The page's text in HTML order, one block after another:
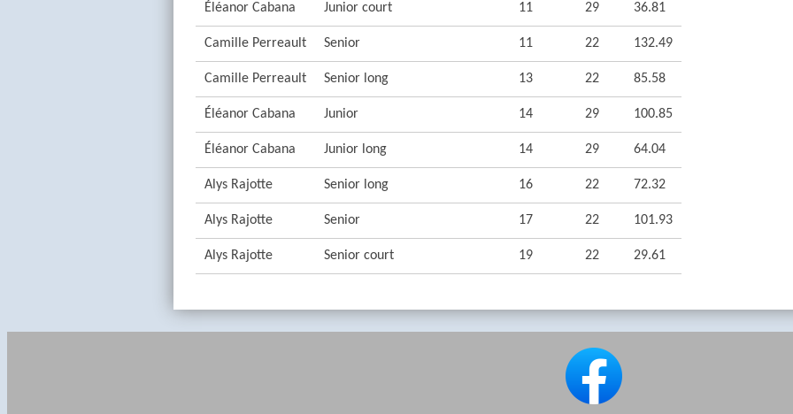
Éléanor Cabana Junior court 11 29 36.81
Camille Perreault Senior 11 22 132.49
Camille Perreault Senior long 13 22 85.58
Éléanor Cabana Junior 14 29 100.85
Éléanor Cabana Junior long 14 29 64.04
Alys Rajotte Senior long 16 22 72.32
Alys Rajotte Senior 17 22 101.93
Alys Rajotte Senior court 19 22 29.61